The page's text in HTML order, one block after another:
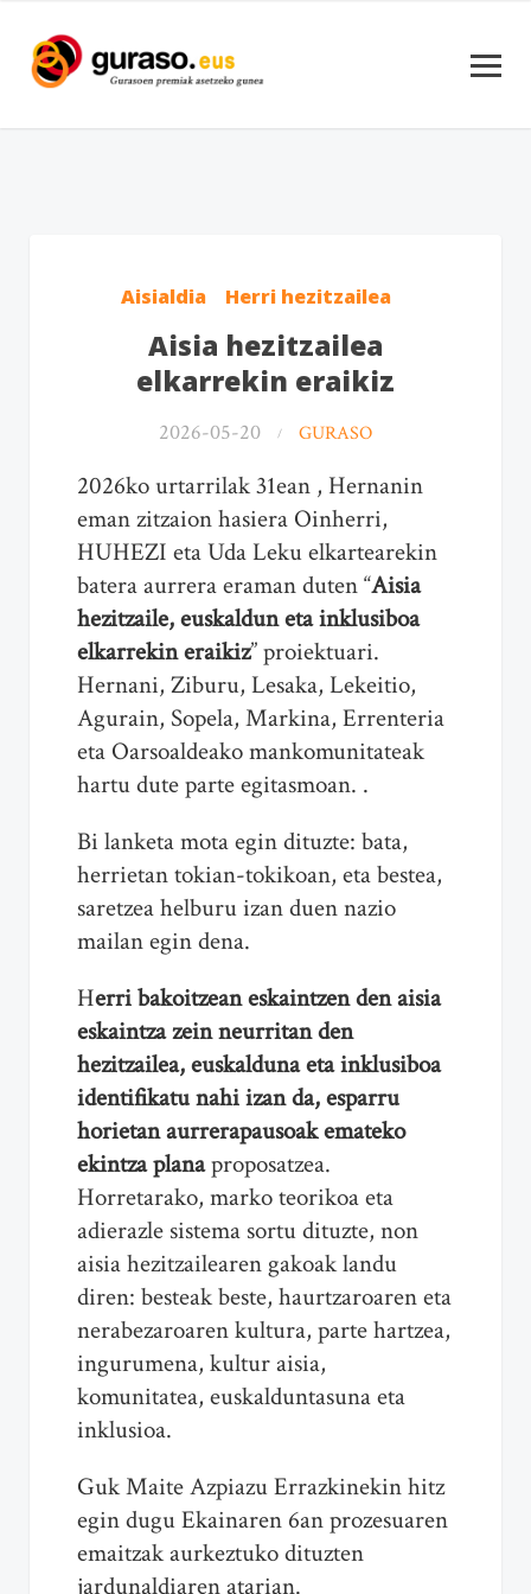
Aisialdia Herri hezitzailea
Aisia hezitzailea
elkarrekin eraikiz
2026-05-20 GURASO
2026ko urtarrilak 31ean , Hernanin
eman zitzaion hasiera Oinherri,
HUHEZI eta Uda Leku elkartearekin
batera aurrera eraman duten “Aisia
hezitzaile, euskaldun eta inklusiboa
elkarrekin eraikiz” proiektuari.
Hernani, Ziburu, Lesaka, Lekeitio,
Agurain, Sopela, Markina, Errenteria
eta Oarsoaldeako mankomunitateak
hartu dute parte egitasmoan. .
Bi lanketa mota egin dituzte: bata,
herrietan tokian-tokikoan, eta bestea,
saretzea helburu izan duen nazio
mailan egin dena.
Herri bakoitzean eskaintzen den aisia
eskaintza zein neurritan den
hezitzailea, euskalduna eta inklusiboa
identifikatu nahi izan da, esparru
horietan aurrerapausoak emateko
ekintza planaproposatzea.
Horretarako, marko teorikoa eta
adierazle sistema sortu dituzte, non
aisia hezitzailearen gakoak landu
diren: besteak beste, haurtzaroaren eta
nerabezaroaren kultura, parte hartzea,
ingurumena, kultur aisia,
komunitatea, euskalduntasuna eta
inklusioa.
Guk Maite Azpiazu Errazkinekin hitz
egin dugu Ekainaren 6an prozesuaren
emaitzak aurkeztuko dituzten
jardunaldiaren atarian.